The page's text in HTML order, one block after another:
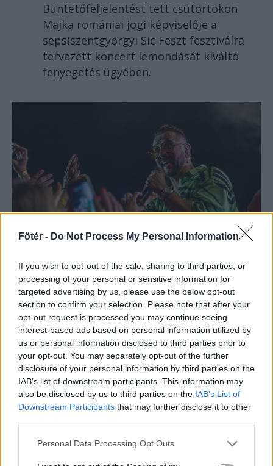
Főtér - Do Not Process My Personal Information
If you wish to opt-out of the sale, sharing to third parties, or
processing of your personal or sensitive information for
targeted advertising by us, please use the below opt-out
section to confirm your selection. Please note that after your
opt-out request is processed you may continue seeing
interest-based ads based on personal information utilized by
us or personal information disclosed to third parties prior to
your opt-out. You may separately opt-out of the further
disclosure of your personal information by third parties on the
IAB’s list of downstream participants. This information may
also be disclosed by us to third parties on the IAB’s List of
Downstream Participants that may further disclose it to other
Personal Data Processing Opt Outs
Büntetőfeljelentést tett csütörtökön
Majka romániai jogi képviselője a
sepsiszentgyörgyi Sic Feszt fesztiválra
tervezett koncert lemondását kiváltó
fenyegetés ügyében.
SZÉKELYHON
Életveszélyesen
megfenyegették Majkát,
elmarad a
sepsiszentgyörgyi
koncertje
Életveszélyes fenyegetést kapott
Majka, ezért elmarad a
közösségi oldalán azt írta,